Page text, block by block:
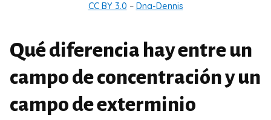
CC BY 3.0 – Dna-Dennis
Qué diferencia hay entre un
campo de concentración y un
campo de exterminio